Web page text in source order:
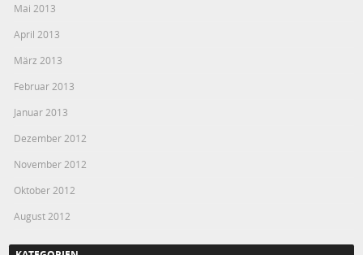
Mai 2013
April 2013
März 2013
Februar 2013
Januar 2013
Dezember 2012
November 2012
Oktober 2012
August 2012